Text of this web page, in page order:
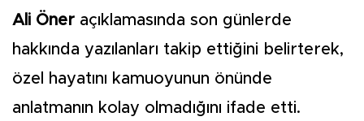
Ali Öner açıklamasında son günlerde
hakkında yazılanları takip ettiğini belirterek,
özel hayatını kamuoyunun önünde
anlatmanın kolay olmadığını ifade etti.